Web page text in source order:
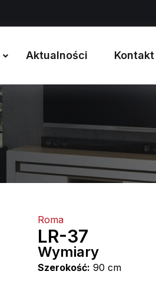
Aktualności Kontakt
Roma
LR-37
Wymiary
Szerokość: 90 cm